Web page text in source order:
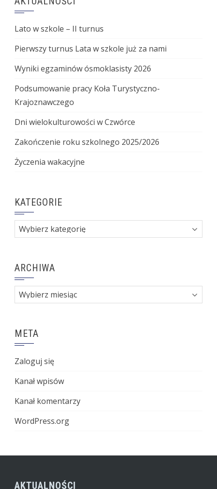
Lato w szkole – II turnus
Pierwszy turnus Lata w szkole już za nami
Wyniki egzaminów ósmoklasisty 2026
Podsumowanie pracy Koła Turystyczno-
Krajoznawczego
Dni wielokulturowości w Czwórce
Zakończenie roku szkolnego 2025/2026
Życzenia wakacyjne
KATEGORIE
Kategorie
ARCHIWA
Archiwa
META
Zaloguj się
Kanał wpisów
Kanał komentarzy
WordPress.org
AKTUALNOŚCI